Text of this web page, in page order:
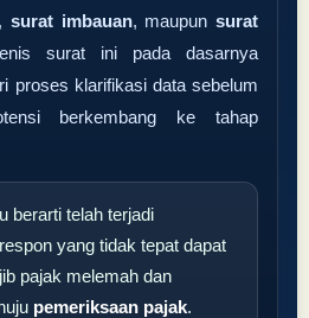
,surat imbauan, maupunsurat
surat ini pada dasarnya
proses klarifikasi data sebelum
berkembang ke tahap
berarti telah terjadi
yang tidak tepat dapat
pajak melemah dan
pemeriksaan pajak.